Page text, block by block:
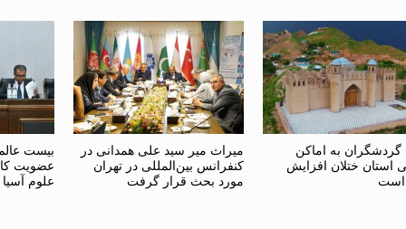
گردشگران به اماکن
استان ختلان افزایش
است
میراث میر سید علی همدانی در
کنفرانس بین‌المللی در تهران
مورد بحث قرار گرفت
بیست
عضویت
علوم